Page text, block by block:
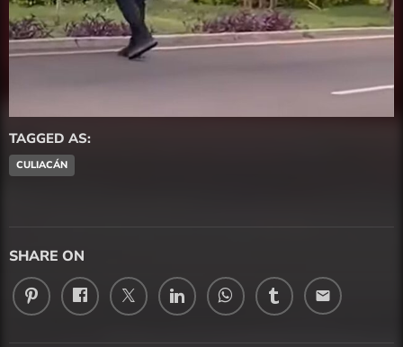
TAGGED AS:
CULIACÁN
SHARE ON
email